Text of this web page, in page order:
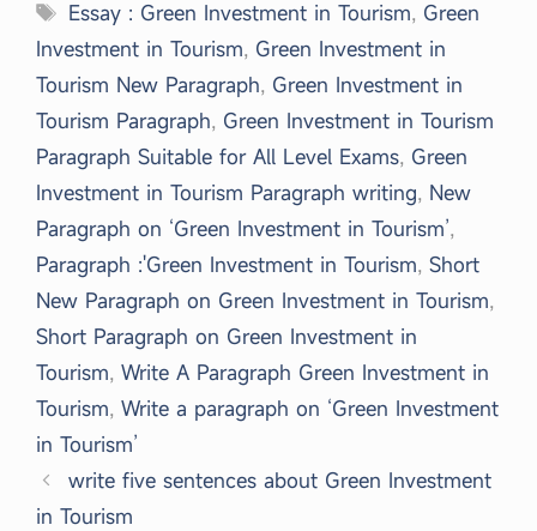
Tags
Essay : Green Investment in Tourism, Green
Investment in Tourism, Green Investment in
Tourism New Paragraph, Green Investment in
Tourism Paragraph, Green Investment in Tourism
Paragraph Suitable for All Level Exams, Green
Investment in Tourism Paragraph writing, New
Paragraph on ‘Green Investment in Tourism’,
Paragraph :'Green Investment in Tourism, Short
New Paragraph on Green Investment in Tourism,
Short Paragraph on Green Investment in
Tourism, Write A Paragraph Green Investment in
Tourism, Write a paragraph on ‘Green Investment
in Tourism’
write five sentences about Green Investment
in Tourism